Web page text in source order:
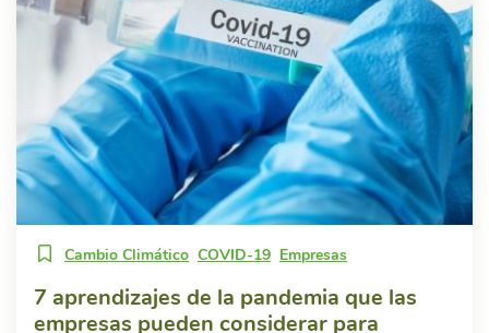
Cambio Climático COVID-19 Empresas
7 aprendizajes de la pandemia que las
empresas pueden considerar para